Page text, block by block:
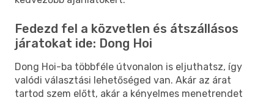
Fedezd fel a közvetlen és átszállásos
járatokat ide: Dong Hoi
Dong Hoi-ba többféle útvonalon is eljuthatsz, így
valódi választási lehetőséged van. Akár az árat
tartod szem előtt, akár a kényelmes menetrendet